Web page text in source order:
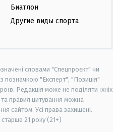
Биатлон
Другие виды спорта
словами "Спецпроєкт" чи
позначкою "Експерт", "Позиція"
Редакція може не поділяти їхніх
правил цитування можна
сайтом. Усі права захищені.
старше 21 року (21+)